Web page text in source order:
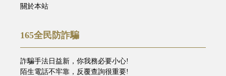
關於本站
165全民防詐騙
詐騙手法日益新，你我務必要小心!
陌生電話不牢靠，反覆查詢很重要!